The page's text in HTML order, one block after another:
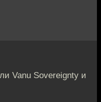
Vanu Sovereignty и